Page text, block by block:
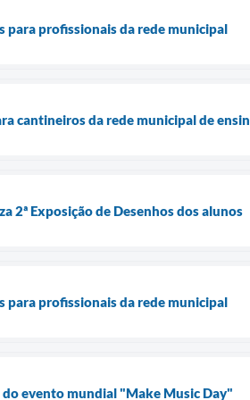
para profissionais da rede municipal
cantineiros da rede municipal de
Exposição de Desenhos dos alunos
para profissionais da rede municipal
evento mundial "Make Music Day"